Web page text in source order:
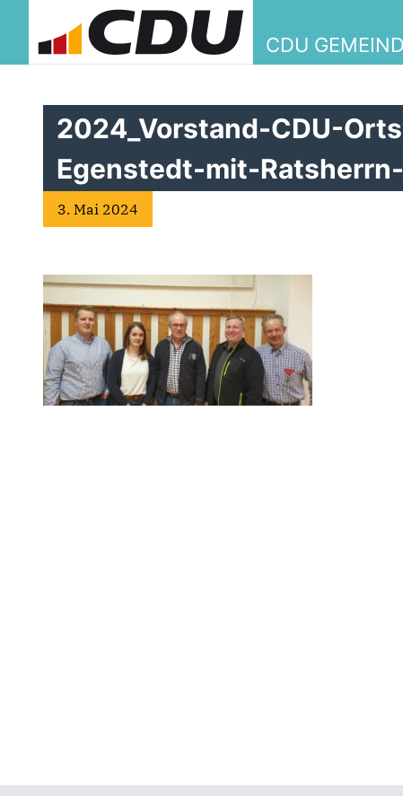
CDU
2024_Vorstand-CDU-
Egenstedt-mit-
3. Mai 2024